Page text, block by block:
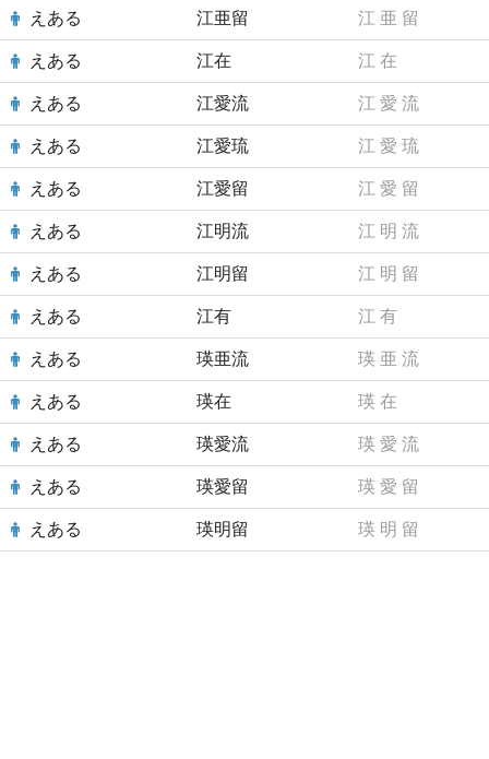
えある 江亜留 江 亜 留
えある 江在 江 在
えある 江愛流 江 愛 流
えある 江愛琉 江 愛 琉
えある 江愛留 江 愛 留
えある 江明流 江 明 流
えある 江明留 江 明 留
えある 江有 江 有
えある 瑛亜流 瑛 亜 流
えある 瑛在 瑛 在
えある 瑛愛流 瑛 愛 流
えある 瑛愛留 瑛 愛 留
えある 瑛明留 瑛 明 留